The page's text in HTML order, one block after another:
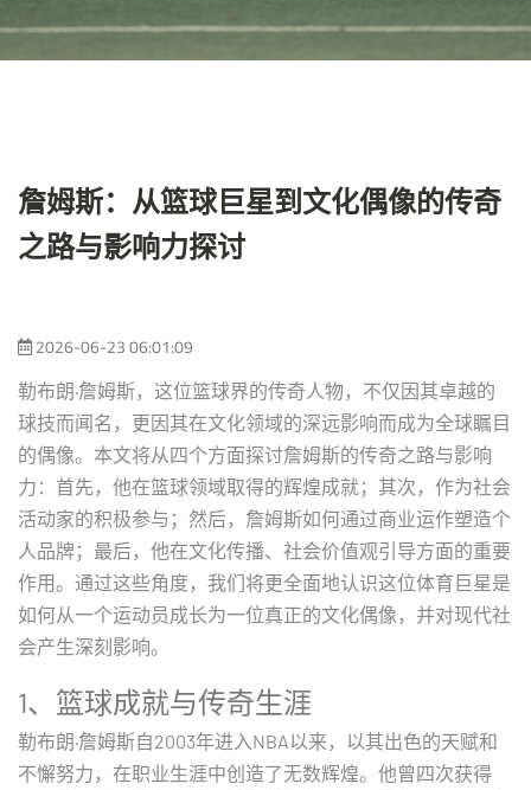
詹姆斯：从篮球巨星到文化偶像的传奇
之路与影响力探讨
2026-06-23 06:01:09
勒布朗·詹姆斯，这位篮球界的传奇人物，不仅因其卓越的
球技而闻名，更因其在文化领域的深远影响而成为全球瞩目
的偶像。本文将从四个方面探讨詹姆斯的传奇之路与影响
力：首先，他在篮球领域取得的辉煌成就；其次，作为社会
活动家的积极参与；然后，詹姆斯如何通过商业运作塑造个
人品牌；最后，他在文化传播、社会价值观引导方面的重要
作用。通过这些角度，我们将更全面地认识这位体育巨星是
如何从一个运动员成长为一位真正的文化偶像，并对现代社
会产生深刻影响。
1、篮球成就与传奇生涯
勒布朗·詹姆斯自2003年进入NBA以来，以其出色的天赋和
不懈努力，在职业生涯中创造了无数辉煌。他曾四次获得